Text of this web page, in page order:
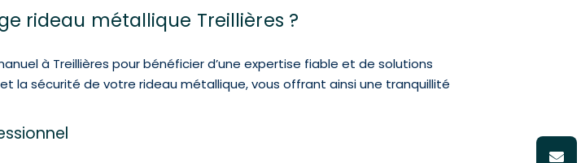
rideau métallique Treillières ?
à Treillières pour bénéficier d’une expertise fiable et de solutions
la sécurité de votre rideau métallique, vous offrant ainsi une tranquillité